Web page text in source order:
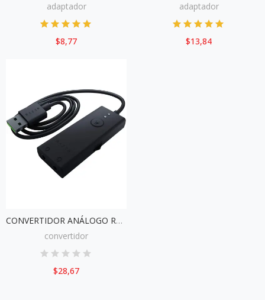
adaptador
$8,77
adaptador
$13,84
CONVERTIDOR ANÁLOGO RAZER ENHACER
convertidor
$28,67